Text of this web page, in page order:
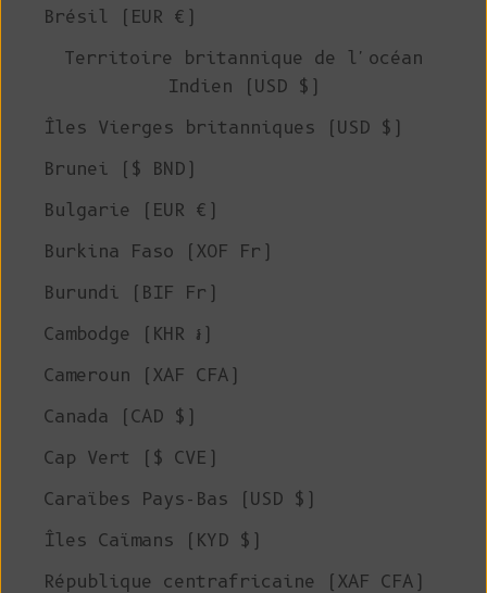
Brésil (EUR €)
Territoire britannique de l'océan
Indien (USD $)
Îles Vierges britanniques (USD $)
Brunei ($ BND)
Bulgarie (EUR €)
Burkina Faso (XOF Fr)
Burundi (BIF Fr)
Cambodge (KHR ៛)
Cameroun (XAF CFA)
Canada (CAD $)
Cap Vert ($ CVE)
Caraïbes Pays-Bas (USD $)
Îles Caïmans (KYD $)
République centrafricaine (XAF CFA)